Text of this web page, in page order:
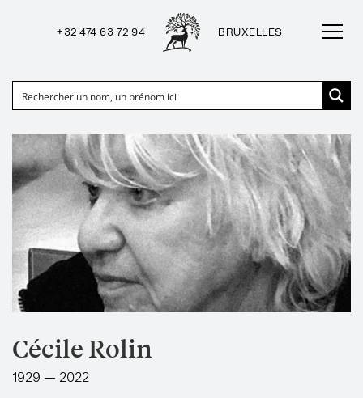
+32 474 63 72 94 BRUXELLES
Cécile Rolin
1929 — 2022